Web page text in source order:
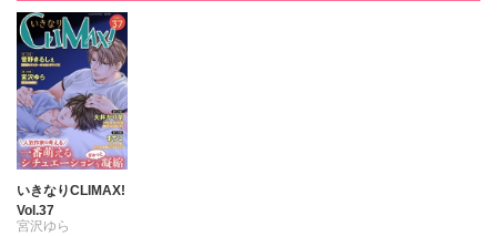
いきなりCLIMAX!
Vol.37
宮沢ゆら